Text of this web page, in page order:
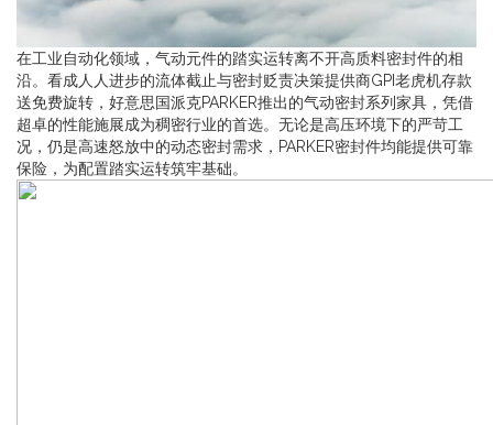
在工业自动化领域，气动元件的踏实运转离不开高质料密封件的相
沿。看成人人进步的流体截止与密封贬责决策提供商GPI老虎机存款
送免费旋转，好意思国派克PARKER推出的气动密封系列家具，凭借
超卓的性能施展成为稠密行业的首选。无论是高压环境下的严苛工
况，仍是高速怒放中的动态密封需求，PARKER密封件均能提供可靠
保险，为配置踏实运转筑牢基础。